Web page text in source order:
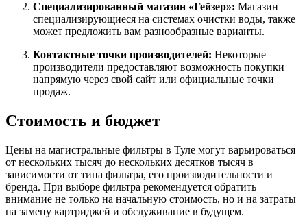
Специализированный магазин «Гейзер»: Магазин
специализирующиеся на системах очистки воды, также
может предложить вам разнообразные варианты.
Контактные точки производителей: Некоторые
производители предоставляют возможность покупки
напрямую через свой сайт или официальные точки
продаж.
Стоимость и бюджет
Цены на магистральные фильтры в Туле могут варьироваться
от нескольких тысяч до нескольких десятков тысяч в
зависимости от типа фильтра, его производительности и
бренда. При выборе фильтра рекомендуется обратить
внимание не только на начальную стоимость, но и на затраты
на замену картриджей и обслуживание в будущем.